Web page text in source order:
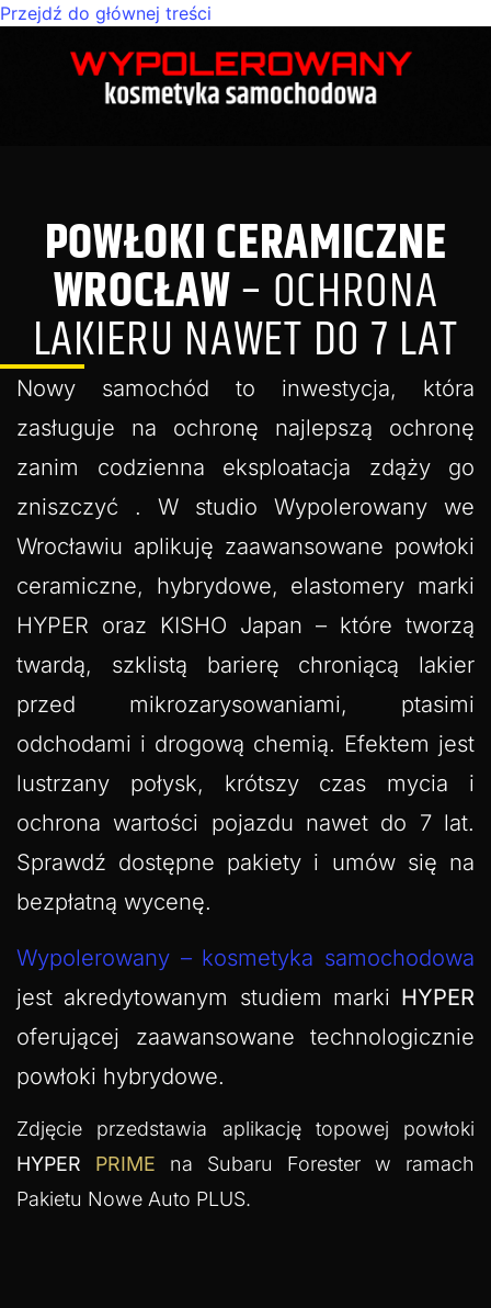
Przejdź do głównej treści
POWŁOKI CERAMICZNE
WROCŁAW– OCHRONA
LAKIERU NAWET DO 7 LAT
Nowy samochód to inwestycja, która
zasługuje na ochronę najlepszą ochronę
zanim codzienna eksploatacja zdąży go
zniszczyć . W studio Wypolerowany we
Wrocławiu aplikuję zaawansowane powłoki
ceramiczne, hybrydowe, elastomery marki
HYPER oraz KISHO Japan – które tworzą
twardą, szklistą barierę chroniącą lakier
przed mikrozarysowaniami, ptasimi
odchodami i drogową chemią. Efektem jest
lustrzany połysk, krótszy czas mycia i
ochrona wartości pojazdu nawet do 7 lat.
Sprawdź dostępne pakiety i umów się na
bezpłatną wycenę.
Wypolerowany – kosmetyka samochodowa
jest akredytowanym studiem marki HYPER
oferującej zaawansowane technologicznie
powłoki hybrydowe.
Zdjęcie przedstawia aplikację topowej powłoki
HYPER PRIME na Subaru Forester w ramach
Pakietu Nowe Auto PLUS.